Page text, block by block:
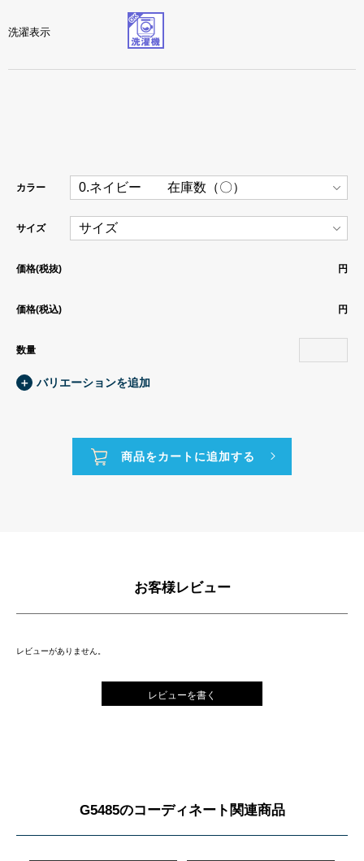
洗濯表示
カラー
サイズ
価格(税抜) 円
価格(税込) 円
数量
＋ バリエーションを追加
お客様レビュー
レビューがありません。
レビューを書く
G5485のコーディネート関連商品